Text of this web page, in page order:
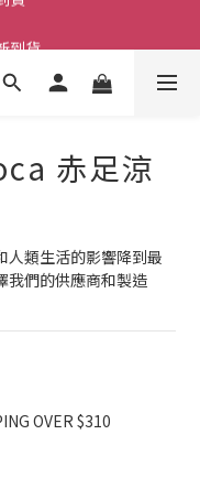
到貨
列到貨
赤足涼
人類生活的影響降到最
我們的供應商和製造
OVER $310